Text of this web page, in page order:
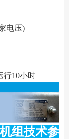
电压)
行10小时
组技术参